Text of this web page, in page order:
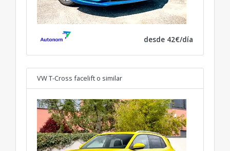
desde 42€/día
VW T-Cross facelift o similar